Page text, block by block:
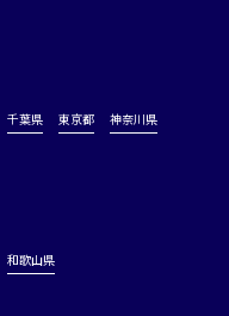
千葉県 東京都 神奈川県
和歌山県